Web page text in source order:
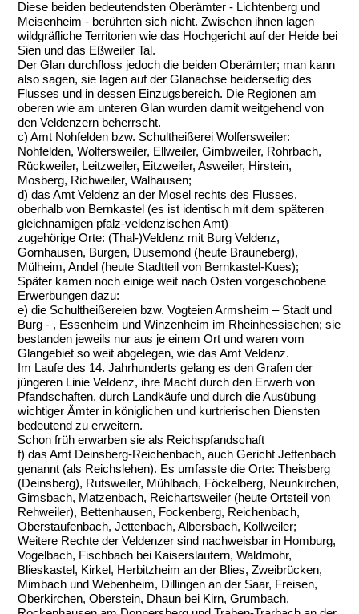
Diese beiden bedeutendsten Oberämter - Lichtenberg und
Meisenheim - berührten sich nicht. Zwischen ihnen lagen
wildgräfliche Territorien wie das Hochgericht auf der Heide bei
Sien und das Eßweiler Tal.
Der Glan durchfloss jedoch die beiden Oberämter; man kann
also sagen, sie lagen auf der Glanachse beiderseitig des
Flusses und in dessen Einzugsbereich. Die Regionen am
oberen wie am unteren Glan wurden damit weitgehend von
den Veldenzern beherrscht.
c) Amt Nohfelden bzw. Schultheißerei Wolfersweiler:
Nohfelden, Wolfersweiler, Ellweiler, Gimbweiler, Rohrbach,
Rückweiler, Leitzweiler, Eitzweiler, Asweiler, Hirstein,
Mosberg, Richweiler, Walhausen;
d) das Amt Veldenz an der Mosel rechts des Flusses,
oberhalb von Bernkastel (es ist identisch mit dem späteren
gleichnamigen pfalz-veldenzischen Amt)
zugehörige Orte: (Thal-)Veldenz mit Burg Veldenz,
Gornhausen, Burgen, Dusemond (heute Brauneberg),
Mülheim, Andel (heute Stadtteil von Bernkastel-Kues);
Später kamen noch einige weit nach Osten vorgeschobene
Erwerbungen dazu:
e) die Schultheißereien bzw. Vogteien Armsheim – Stadt und
Burg - , Essenheim und Winzenheim im Rheinhessischen; sie
bestanden jeweils nur aus je einem Ort und waren vom
Glangebiet so weit abgelegen, wie das Amt Veldenz.
Im Laufe des 14. Jahrhunderts gelang es den Grafen der
jüngeren Linie Veldenz, ihre Macht durch den Erwerb von
Pfandschaften, durch Landkäufe und durch die Ausübung
wichtiger Ämter in königlichen und kurtrierischen Diensten
bedeutend zu erweitern.
Schon früh erwarben sie als Reichspfandschaft
f) das Amt Deinsberg-Reichenbach, auch Gericht Jettenbach
genannt (als Reichslehen). Es umfasste die Orte: Theisberg
(Deinsberg), Rutsweiler, Mühlbach, Föckelberg, Neunkirchen,
Gimsbach, Matzenbach, Reichartsweiler (heute Ortsteil von
Rehweiler), Bettenhausen, Fockenberg, Reichenbach,
Oberstaufenbach, Jettenbach, Albersbach, Kollweiler;
Weitere Rechte der Veldenzer sind nachweisbar in Homburg,
Vogelbach, Fischbach bei Kaiserslautern, Waldmohr,
Blieskastel, Kirkel, Herbitzheim an der Blies, Zweibrücken,
Mimbach und Webenheim, Dillingen an der Saar, Freisen,
Oberkirchen, Oberstein, Dhaun bei Kirn, Grumbach,